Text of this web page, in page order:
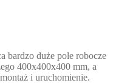
bardzo duże pole robocze
400x400x400 mm, a
i uruchomienie.